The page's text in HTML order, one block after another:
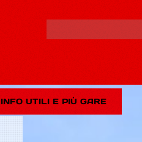
INFO UTILI E PIÙ GARE